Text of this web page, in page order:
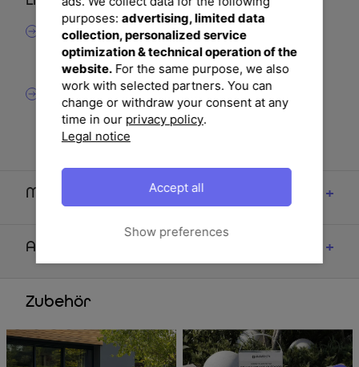
1x OUTFLEXX Premium Ausziehtisch, anthrazit/grau,
Alu/Sicherheitsglas, 180/240x100cm, automatischer
Ausziehmechanismus
6x OUTFLEXX Louvra 2 Design-Diningsessel,
natur/anthrazit, Polyrattan, 59x72x111cm, Rücken
stufenlos verstellbar
Maße
Artikelmerkmale & Materialien
Zubehör
purposes: advertising, limited data
collection, personalized service
optimization & technical operation of the
website.For the same purpose, we also
work with selected partners. You can
change or withdraw your consent at any
time in our privacy policy.
Legal notice
Show preferences
Accept all